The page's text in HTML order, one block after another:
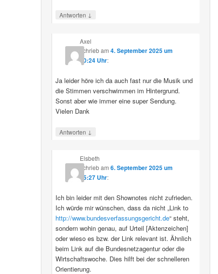
Antworten ↓
Axel
schriebam 4. September 2025 um
10:24 Uhr:
Ja leider höre ich da auch fast nur die Musik und
die Stimmen verschwimmen im Hintergrund.
Sonst aber wie immer eine super Sendung.
Vielen Dank
Antworten ↓
Elsbeth
schriebam 6. September 2025 um
15:27 Uhr:
Ich bin leider mit den Shownotes nicht zufrieden.
Ich würde mir wünschen, dass da nicht „Link to
http://www.bundesverfassungsgericht.de“ steht,
sondern wohin genau, auf Urteil [Aktenzeichen]
oder wieso es bzw. der Link relevant ist. Ähnlich
beim Link auf die Bundesnetzagentur oder die
Wirtschaftswoche. Dies hilft bei der schnelleren
Orientierung.